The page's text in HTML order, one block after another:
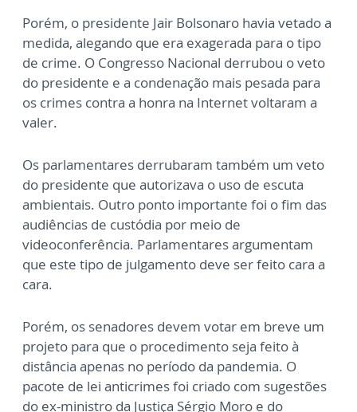
Porém, o presidente Jair Bolsonaro havia vetado a
medida, alegando que era exagerada para o tipo
de crime. O Congresso Nacional derrubou o veto
do presidente e a condenação mais pesada para
os crimes contra a honra na Internet voltaram a
valer.
Os parlamentares derrubaram também um veto
do presidente que autorizava o uso de escuta
ambientais. Outro ponto importante foi o fim das
audiências de custódia por meio de
videoconferência. Parlamentares argumentam
que este tipo de julgamento deve ser feito cara a
cara.
Porém, os senadores devem votar em breve um
projeto para que o procedimento seja feito à
distância apenas no período da pandemia. O
pacote de lei anticrimes foi criado com sugestões
do ex-ministro da Justiça Sérgio Moro e do